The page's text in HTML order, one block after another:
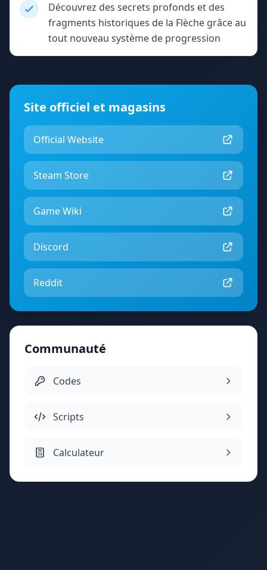
Découvrez des secrets profonds et des
fragments historiques de la Flèche grâce au
tout nouveau système de progression
Site officiel et magasins
Official Website
Steam Store
Game Wiki
Discord
Reddit
Communauté
Codes
Scripts
Calculateur